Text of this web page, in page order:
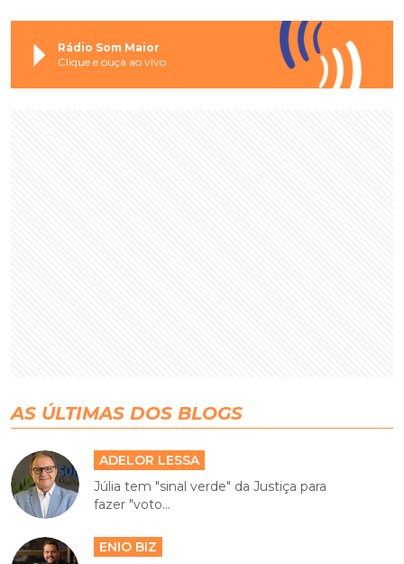
Rádio Som Maior
Clique e ouça ao vivo
AS ÚLTIMAS DOS BLOGS
ADELOR LESSA
Júlia tem "sinal verde" da Justiça para
fazer "voto...
ENIO BIZ